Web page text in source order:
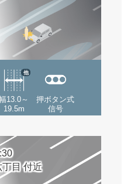
13.0～
19.5m
他
押ボタン式
信号
目 付近